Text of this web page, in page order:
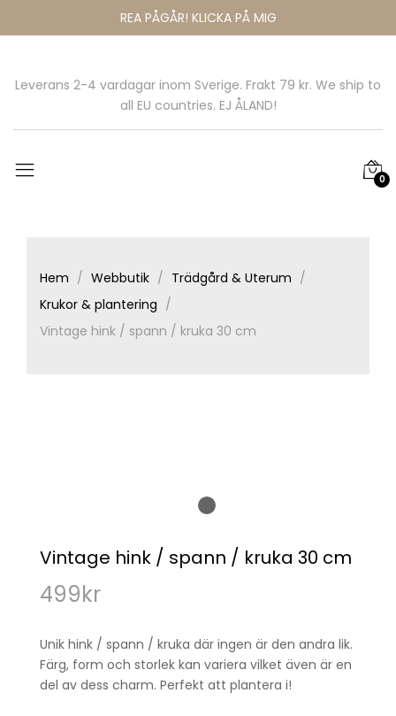
REA PÅGÅR! KLICKA PÅ MIG
Leverans 2-4 vardagar inom Sverige. Frakt 79 kr. We ship to
all EU countries. EJ ÅLAND!
0
Hem Webbutik
Trädgård & Uterum
Krukor & plantering
Vintage hink / spann / kruka 30 cm
Vintage hink / spann / kruka 30 cm
499kr
Unik hink / spann / kruka där ingen är den andra lik.
Färg, form och storlek kan variera vilket även är en
del av dess charm. Perfekt att plantera i!